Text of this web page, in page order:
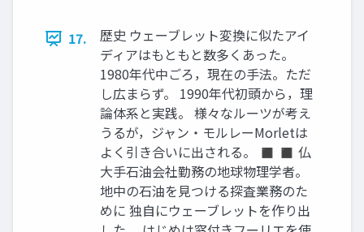
17.
歴史 ウェーブレット変換に似たアイ
ディアはもともと数多くあった。
1980年代中ごろ，現在の手法。ただ
し広まらず。 1990年代初頭から，理
論体系と実践。 様々なルーツが考え
うるが，ジャン・モルレーMorletは
よく引き合いに出される。 ◼ ◼ 仏
大手石油会社勤務の地球物理学者。
地中の石油を見つける探査業務のた
めに 独自にウェーブレットを作り出